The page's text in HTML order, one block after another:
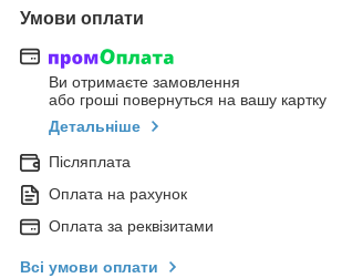
Умови оплати
Ви отримаєте замовлення
або гроші повернуться на вашу картку
Детальніше
Післяплата
Оплата на рахунок
Оплата за реквізитами
Всі умови оплати